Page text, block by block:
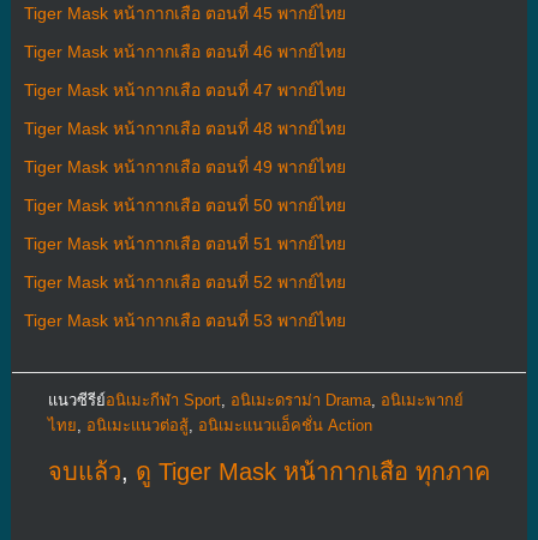
Tiger Mask หน้ากากเสือ ตอนที่ 45 พากย์ไทย
Tiger Mask หน้ากากเสือ ตอนที่ 46 พากย์ไทย
Tiger Mask หน้ากากเสือ ตอนที่ 47 พากย์ไทย
Tiger Mask หน้ากากเสือ ตอนที่ 48 พากย์ไทย
Tiger Mask หน้ากากเสือ ตอนที่ 49 พากย์ไทย
Tiger Mask หน้ากากเสือ ตอนที่ 50 พากย์ไทย
Tiger Mask หน้ากากเสือ ตอนที่ 51 พากย์ไทย
Tiger Mask หน้ากากเสือ ตอนที่ 52 พากย์ไทย
Tiger Mask หน้ากากเสือ ตอนที่ 53 พากย์ไทย
แนวซีรีย์อนิเมะกีฬา Sport, อนิเมะดราม่า Drama, อนิเมะพากย์
ไทย, อนิเมะแนวต่อสู้, อนิเมะแนวแอ็คชั่น Action
จบแล้ว, ดู Tiger Mask หน้ากากเสือ ทุกภาค